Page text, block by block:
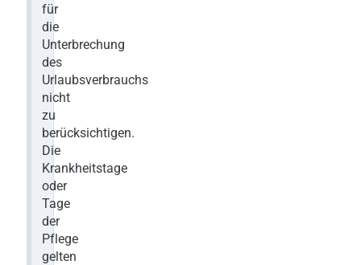
für
die
Unterbrechung
des
Urlaubsverbrauchs
nicht
zu
berücksichtigen.
Die
Krankheitstage
oder
Tage
der
Pflege
gelten